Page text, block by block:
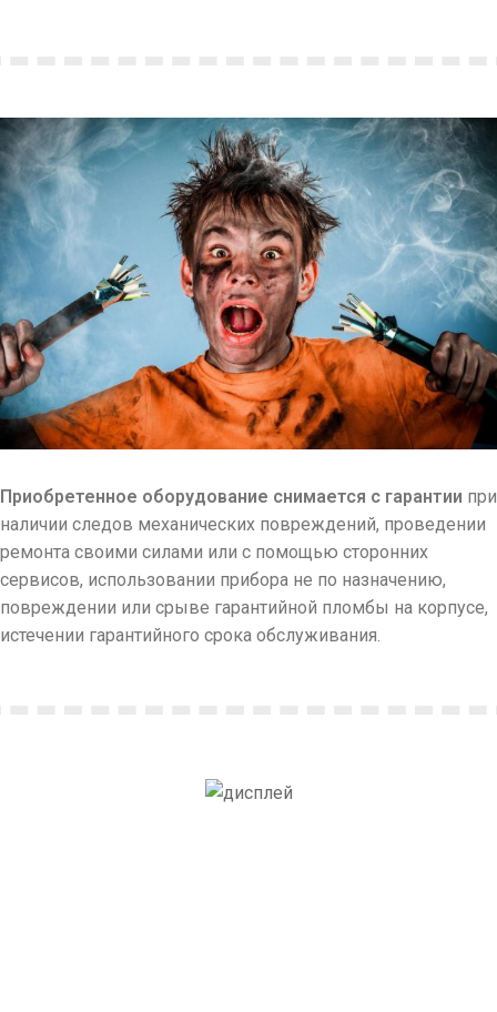
Приобретенное оборудование снимается с гарантии при
наличии следов механических повреждений, проведении
ремонта своими силами или с помощью сторонних
сервисов, использовании прибора не по назначению,
повреждении или срыве гарантийной пломбы на корпусе,
истечении гарантийного срока обслуживания.